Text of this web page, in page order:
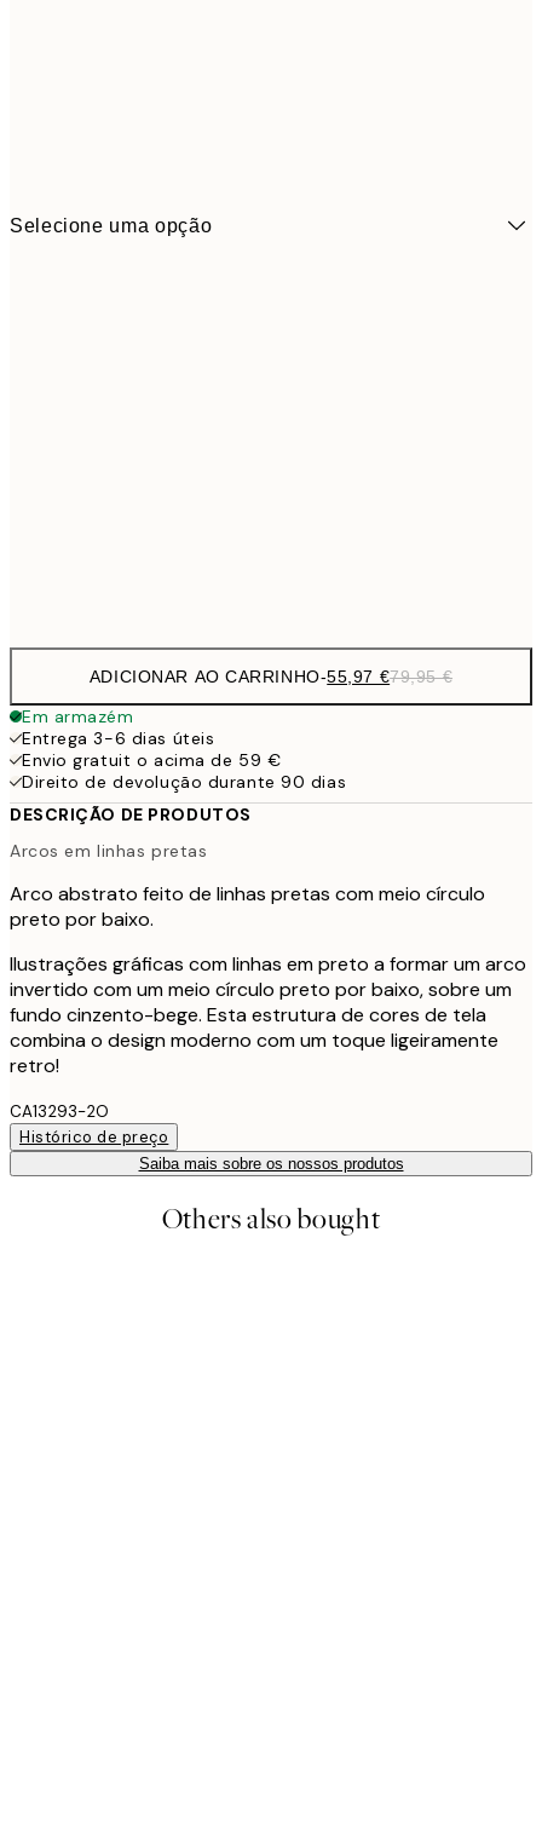
Selecione uma opção
ADICIONAR AO CARRINHO-55,97 €79,95 €
Em armazém
Entrega 3-6 dias úteis
Envio gratuit o acima de 59 €
Direito de devolução durante 90 dias
DESCRIÇÃO DE PRODUTOS
Arcos em linhas pretas
Arco abstrato feito de linhas pretas com meio círculo
preto por baixo.
Ilustrações gráficas com linhas em preto a formar um arco
invertido com um meio círculo preto por baixo, sobre um
fundo cinzento-bege. Esta estrutura de cores de tela
combina o design moderno com um toque ligeiramente
retro!
CA13293-2O
Histórico de preço
Saiba mais sobre os nossos produtos
Others also bought